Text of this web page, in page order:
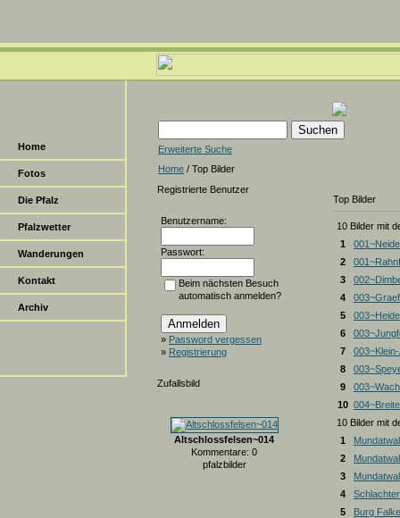
Home
Fotos
Die Pfalz
Pfalzwetter
Wanderungen
Kontakt
Archiv
Erweiterte Suche
Home / Top Bilder
Registrierte Benutzer
Benutzername:
Passwort:
Beim nächsten Besuch
automatisch anmelden?
» Password vergessen
» Registrierung
Zufallsbild
Altschlossfelsen~014
Kommentare: 0
pfalzbilder
Top Bilder
10 Bilder mit
1
2
3
4
5
6
7
8
9
10
10 Bilder mit
1
2
3
4
5
Burg